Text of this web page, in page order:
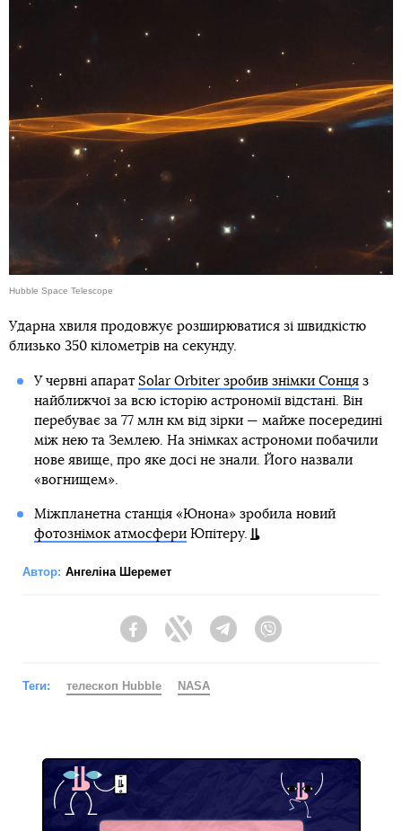
Hubble Space Telescope
Ударна хвиля продовжує розширюватися зі швидкістю
близько 350 кілометрів на секунду.
У червні апарат Solar Orbiter зробив знімки Сонцяз
найближчої за всю історію астрономії відстані. Він
перебуває за 77 млн км від зірки — майже посередині
між нею та Землею. На знімках астрономи побачили
нове явище, про яке досі не знали. Його назвали
«вогнищем».
Міжпланетна станція «Юнона» зробила новий
фотознімок атмосфериЮпітеру.
Автор: Ангеліна Шеремет
FacebookTwitter Telegram
Теги: телескоп Hubble NASA